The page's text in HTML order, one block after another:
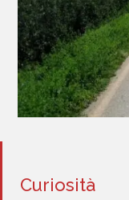
Curiosità